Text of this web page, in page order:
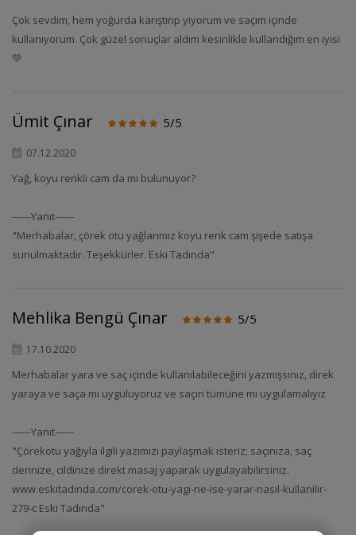
Çok sevdim, hem yoğurda karıştırıp yiyorum ve saçım içinde
kullanıyorum. Çok güzel sonuçlar aldım kesinlikle kullandığım en iyisi
💚
Ümit Çınar 5/5
07.12.2020
Yağ, koyu renkli cam da mı bulunuyor?
------Yanıt------
"Merhabalar, çörek otu yağlarımız koyu renk cam şişede satışa
sunulmaktadır. Teşekkürler. Eski Tadında"
Mehlika Bengü Çınar 5/5
17.10.2020
Merhabalar yara ve saç içinde kullanılabileceğini yazmışsınız, direk
yaraya ve saça mı uyguluyoruz ve saçın tümüne mi uygulamalıyız
------Yanıt------
"Çörekotu yağıyla ilgili yazımızı paylaşmak isteriz; saçınıza, saç
derinize, cildinize direkt masaj yaparak uygulayabilirsiniz.
www.eskitadinda.com/corek-otu-yagi-ne-ise-yarar-nasil-kullanilir-
279-c Eski Tadında"